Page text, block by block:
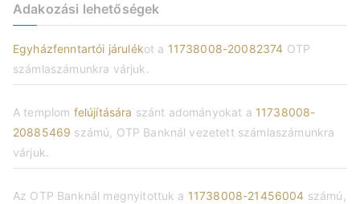
Adakozási lehetőségek
Egyházfenntartói járulékot a 11738008-20082374 OTP
számlaszámunkra várjuk.
A templom felújítására szánt adományokat a 11738008-
20885469 számú, OTP Banknál vezetett számlaszámunkra
várjuk.
Az OTP Banknál megnyitottuk a 11738008-21456004 számú,